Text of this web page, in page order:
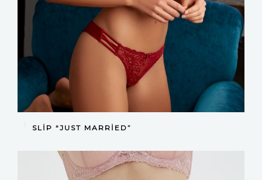
DEVAMINI OKU
SLIP “JUST MARRIED”